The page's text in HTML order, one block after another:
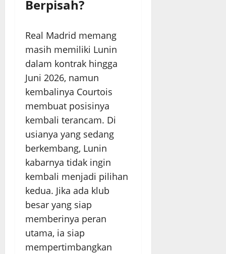
Berpisah?
Real Madrid memang
masih memiliki Lunin
dalam kontrak hingga
Juni 2026, namun
kembalinya Courtois
membuat posisinya
kembali terancam. Di
usianya yang sedang
berkembang, Lunin
kabarnya tidak ingin
kembali menjadi pilihan
kedua. Jika ada klub
besar yang siap
memberinya peran
utama, ia siap
mempertimbangkan